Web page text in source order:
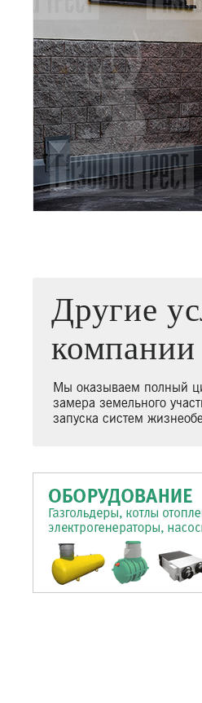
Другие
компании
Мы оказываем полный
замера земельного
запуска систем